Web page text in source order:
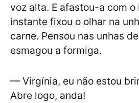
voz alta. E afastou-a com o
instante fixou o olhar na
carne. Pensou nas unhas
esmagou a formiga.
— Virgínia, eu não estou
Abre logo, anda!